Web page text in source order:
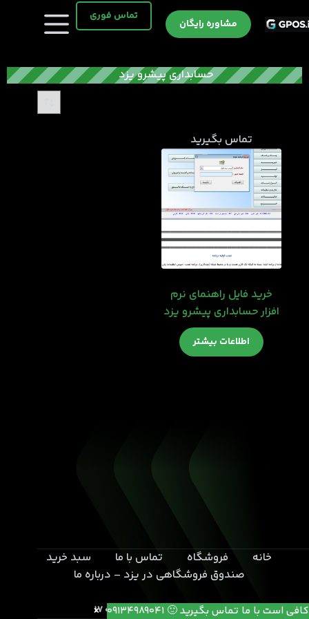
کافی است با ما تماس بگیرید 🙂 09134989041
به
مشاوره رایگان
تماس فوری
حسابداری پیشرو یزد
تماس بگیرید
خرید فایل راهنمای نرم
افزار حسابداری پیشرو یزد
اطلاعات بیشتر
خانه فروشگاه تماس با ما
سبد خرید
صندوق فروشگاهی در یزد – درباره ما
یزد- بلوار خامنه ای- انتهای کوچه 17